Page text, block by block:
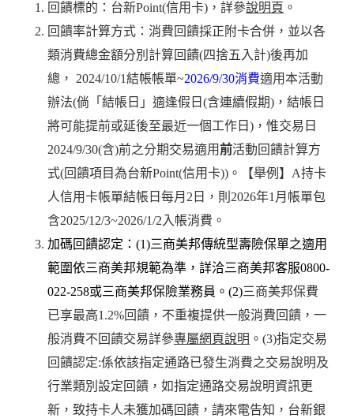
回饋標的：台新Point(信用卡)，詳參說明頁 。
回饋率計算方式：消費回饋採正附卡合併，並以各
類消費總金額分別計算回饋(四捨五入計)後再加
總， 2024/10/1結帳帳單~2026/9/30消費適用本活動
辦法(倘「結帳日」適逢假日(含連續假期)，結帳日
將可能提前或延後至最近一個工作日)，惟交易日
2024/9/30(含)前之分期交易適用前活動回饋計算方
式(回饋項目為台新Point(信用卡))。【舉例】A持卡
人信用卡帳單結帳日每月2日，則2026年1月帳單包
含2025/12/3~2026/1/2入帳消費。
加碼回饋認定：(1)三商美邦傳統型壽險保單之適用
範圍依三商美邦規範為準，詳洽三商美邦客服0800-
022-258或三商美邦保險業務員。(2)三商美邦保費
已享最高1.2%回饋，不重複提供一般消費回饋，一
般消費不回饋交易詳參專屬網頁說明 。(3)指定交易
回饋認定:係依該指定通路已發生消費之交易說明及
行業類別設定回饋，如指定通路交易說明資訊更
新，致持卡人未獲加碼回饋，請來電告知，台新銀